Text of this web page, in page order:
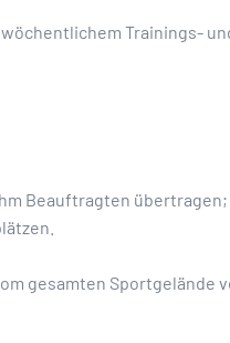
Trainings-
Beauftragten
gesamten Sportgelände